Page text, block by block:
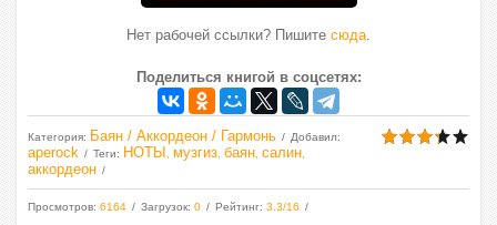
Нет рабочей ссылки? Пишите сюда.
Поделиться книгой в соцсетях:
Категория: Баян / Аккордеон / Гармонь Добавил:
aperock Теги: НОТЫ музгиз баян салин
аккордеон
Просмотров: 6164 Загрузок: 0 Рейтинг: 3.3/16